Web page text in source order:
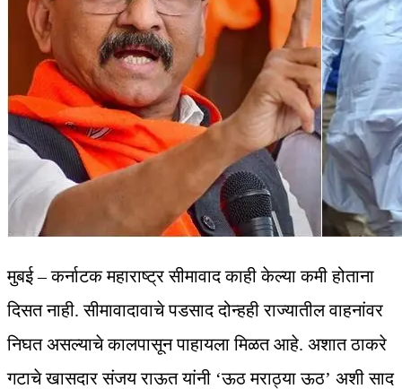
मुबई – कर्नाटक महाराष्ट्र सीमावाद काही केल्या कमी होताना
दिसत नाही. सीमावादावाचे पडसाद दोन्हही राज्यातील वाहनांवर
निघत असल्याचे कालपासून पाहायला मिळत आहे. अशात ठाकरे
गटाचे खासदार संजय राऊत यांनी ‘ऊठ मराठ्या ऊठ’ अशी साद